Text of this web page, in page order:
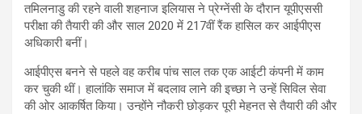
तमिलनाडु की रहने वाली शहनाज इलियास ने प्रेग्नेंसी के दौरान यूपीएससी
परीक्षा की तैयारी की और साल 2020 में 217वीं रैंक हासिल कर आईपीएस
अधिकारी बनीं।
आईपीएस बनने से पहले वह करीब पांच साल तक एक आईटी कंपनी में काम
कर चुकी थीं। हालांकि समाज में बदलाव लाने की इच्छा ने उन्हें सिविल सेवा
की ओर आकर्षित किया। उन्होंने नौकरी छोड़कर पूरी मेहनत से तैयारी की और